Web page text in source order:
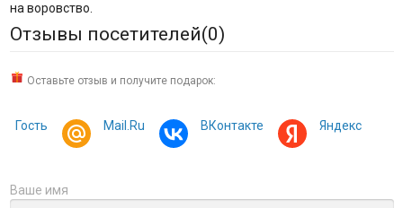
на воровство.
Отзывы посетителей(0)
Оставьте отзыв и получите подарок:
Гость Mail.Ru ВКонтакте Яндекс
Ваше имя